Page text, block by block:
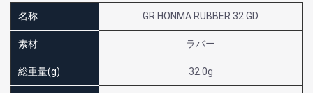
名称 GR HONMA RUBBER 32 GD
素材 ラバー
総重量(g) 32.0g